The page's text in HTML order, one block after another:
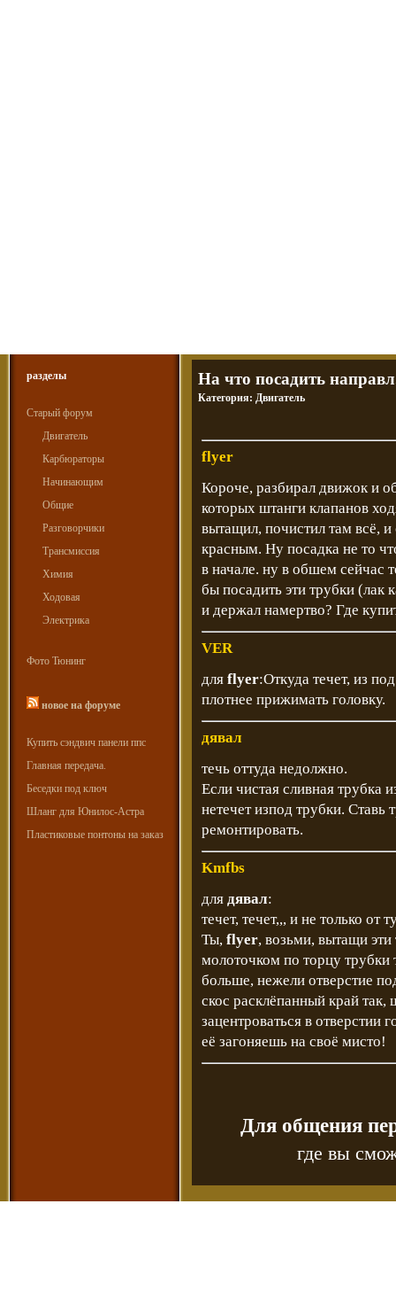
разделы
Старый форум
Двигатель
Карбюраторы
Начинающим
Общие
Разговорчики
Трансмиссия
Химия
Ходовая
Электрика
Фото Тюнинг
новое на форуме
Купить сэндвич панели ппс
Главная передача.
Беседки под ключ
Шланг для Юнилос-Астра
Пластиковые понтоны на заказ
На что посадить
Категория: Двигатель
flyer
Короче, разбирал движок и
которых штанги клапанов
вытащил, почистил там всё,
красным. Ну посадка не то
в начале. ну в обшем сейчас
бы посадить эти трубки (лак
и держал намертво? Где
VER
для flyer:Откуда течет, из
плотнее прижимать головку.
дявал
течь оттуда недолжно.
Если чистая сливная трубка
нетечет изпод трубки. Ставь
ремонтировать.
Kmfbs
для дявал:
течет, течет,,, и не только от
Ты, flyer, возьми, вытащи эти
молоточком по торцу
больше, нежели отверстие
скос расклёпанный край
зацентроваться в отверстии
её загоняешь на своё мисто!
Для общения
где вы